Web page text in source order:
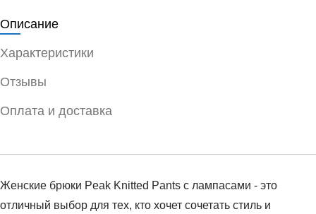
Описание
Характеристики
Отзывы
Оплата и доставка
Женские брюки Peak Knitted Pants с лампасами - это
отличный выбор для тех, кто хочет сочетать стиль и